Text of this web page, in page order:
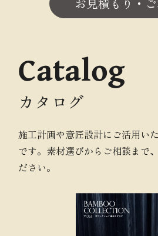
Catalog
カタログ
施工計画や意匠設計にご活用い
です。素材選びからご相談まで
ださい。